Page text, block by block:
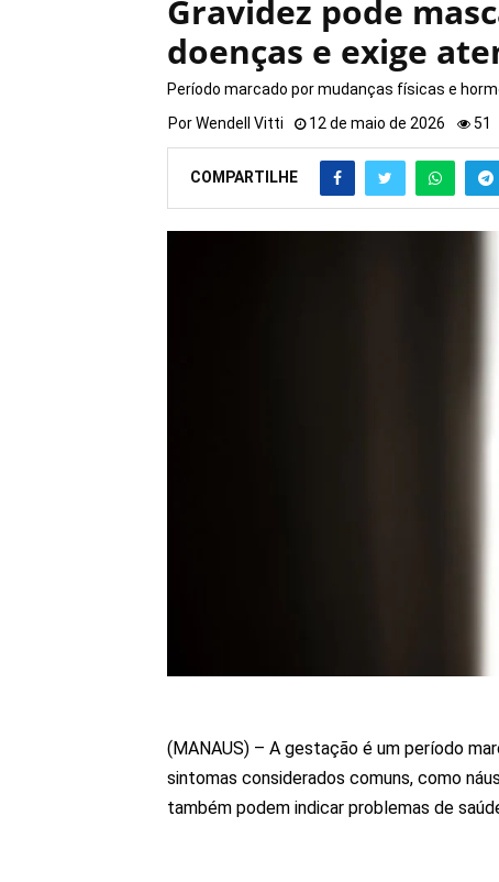
Gravidez pode
doenças e exige
Período marcado por mudanças físicas e
PorWendell Vitti 12 de maio de 2026 51
COMPARTILHE
(MANAUS) – A gestação é um período
sintomas considerados comuns, como
também podem indicar problemas de